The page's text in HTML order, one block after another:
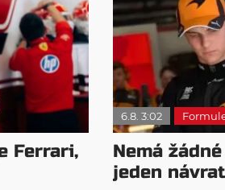
Ferrari,
6.8. 3:02
Nemá
jeden